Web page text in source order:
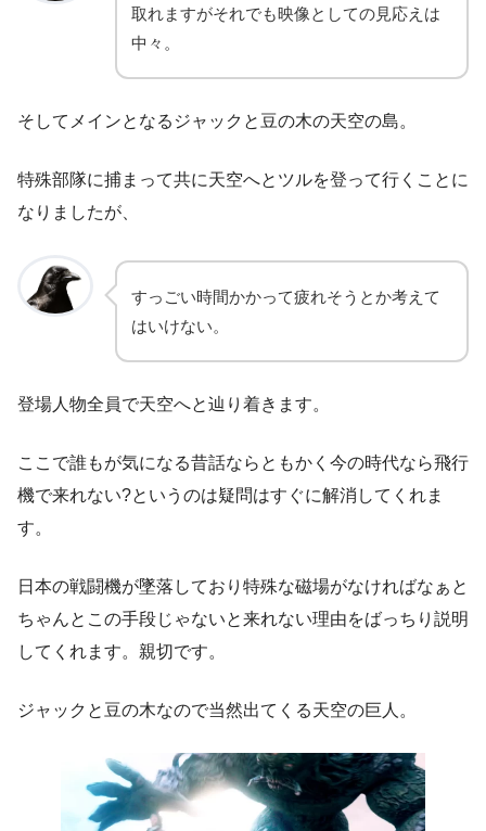
取れますがそれでも映像としての見応えは
中々。
そしてメインとなるジャックと豆の木の天空の島。
特殊部隊に捕まって共に天空へとツルを登って行くことに
なりましたが、
すっごい時間かかって疲れそうとか考えて
はいけない。
登場人物全員で天空へと辿り着きます。
ここで誰もが気になる昔話ならともかく今の時代なら飛行
機で来れない?というのは疑問はすぐに解消してくれま
す。
日本の戦闘機が墜落しており特殊な磁場がなければなぁと
ちゃんとこの手段じゃないと来れない理由をばっちり説明
してくれます。親切です。
ジャックと豆の木なので当然出てくる天空の巨人。